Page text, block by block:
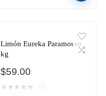
kg
cantidad
Limón Eureka Paramount
kg
$59.00
★ ★ ★ ★ ★